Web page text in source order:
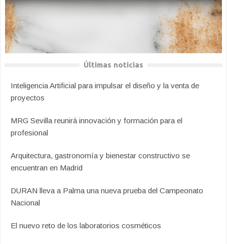
Últimas noticias
Inteligencia Artificial para impulsar el diseño y la venta de
proyectos
MRG Sevilla reunirá innovación y formación para el
profesional
Arquitectura, gastronomía y bienestar constructivo se
encuentran en Madrid
DURAN lleva a Palma una nueva prueba del Campeonato
Nacional
El nuevo reto de los laboratorios cosméticos